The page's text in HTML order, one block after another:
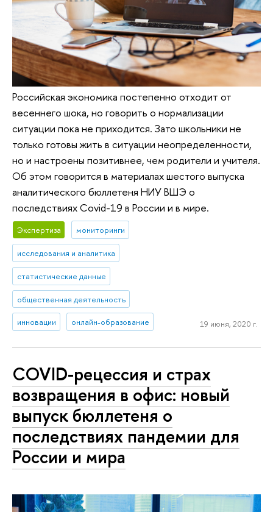
Российская экономика постепенно отходит от
весеннего шока, но говорить о нормализации
ситуации пока не приходится. Зато школьники не
только готовы жить в ситуации неопределенности,
но и настроены позитивнее, чем родители и учителя.
Об этом говорится в материалах шестого выпуска
аналитического бюллетеня НИУ ВШЭ о
последствиях Covid-19 в России и в мире.
Экспертиза мониторинги
исследования и аналитика
статистические данные
общественная деятельность
инновации онлайн-образование 19 июня, 2020 г.
COVID-рецессия и страх
возвращения в офис: новый
выпуск бюллетеня о
последствиях пандемии для
России и мира